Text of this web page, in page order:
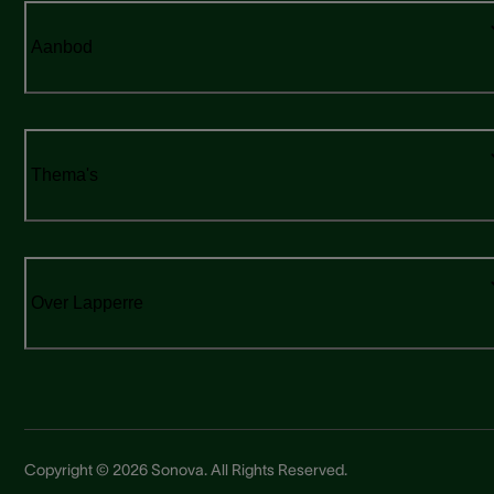
Aanbod
Thema's
Over Lapperre
Copyright © 2026 Sonova. All Rights Reserved.